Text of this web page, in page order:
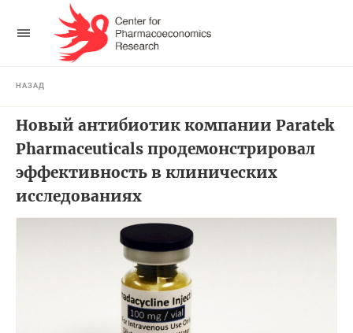
НАЗАД
Новый антибиотик компании Paratek
Pharmaceuticals продемонстрировал
эффективность в клинических
исследованиях